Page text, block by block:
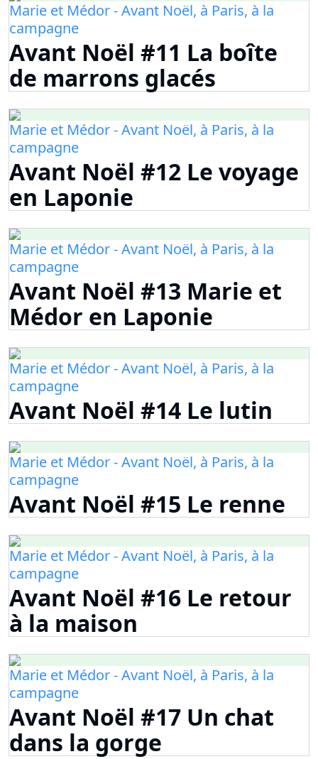
Marie et Médor - Avant Noël, à Paris, à la
campagne
Avant Noël #11 La boîte
de marrons glacés
Marie et Médor - Avant Noël, à Paris, à la
campagne
Avant Noël #12 Le voyage
en Laponie
Marie et Médor - Avant Noël, à Paris, à la
campagne
Avant Noël #13 Marie et
Médor en Laponie
Marie et Médor - Avant Noël, à Paris, à la
campagne
Avant Noël #14 Le lutin
Marie et Médor - Avant Noël, à Paris, à la
campagne
Avant Noël #15 Le renne
Marie et Médor - Avant Noël, à Paris, à la
campagne
Avant Noël #16 Le retour
à la maison
Marie et Médor - Avant Noël, à Paris, à la
campagne
Avant Noël #17 Un chat
dans la gorge